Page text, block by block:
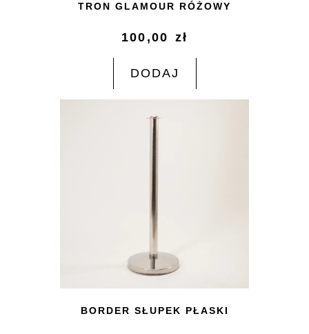
TRON GLAMOUR RÓŻOWY
100,00 zł
DODAJ
BORDER SŁUPEK PŁASKI